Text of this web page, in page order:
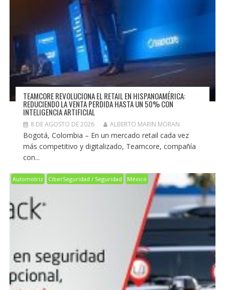
TEAMCORE REVOLUCIONA EL RETAIL EN HISPANOAMÉRICA:
REDUCIENDO LA VENTA PERDIDA HASTA UN 50% CON
INTELIGENCIA ARTIFICIAL
8 DE AGOSTO DE 2026 ALBERTO MARIN MORAN
Bogotá, Colombia – En un mercado retail cada vez
más competitivo y digitalizado, Teamcore, compañía
con...
Automotriz CiberSeguridad / Seguridad México